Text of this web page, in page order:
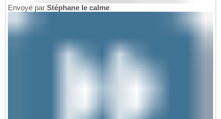
Envoyé par Stéphane le calme